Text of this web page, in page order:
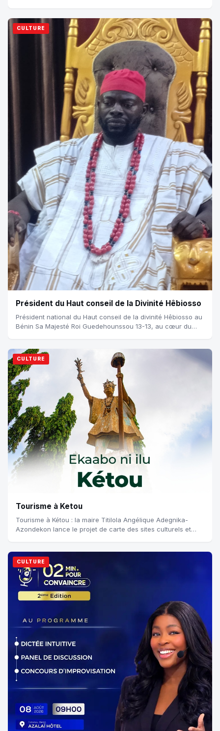
CULTURE
Président du Haut conseil de la Divinité Hêbiosso
Président national du Haut conseil de la divinité Hêbiosso au
Bénin Sa Majesté Roi Guedehounssou 13-13, au cœur du
CULTURE
Tourisme à Ketou
Tourisme à Kétou : la maire Titilola Angélique Adegnika-
Azondekon lance le projet de carte des sites culturels et
CULTURE